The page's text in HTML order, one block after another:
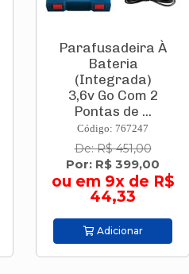
Parafusadeira À
Bateria
(Integrada)
3,6v Go Com 2
Pontas de ...
Código: 767247
De: R$ 451,00
Por: R$ 399,00
ou em 9x de R$
44,33
Adicionar